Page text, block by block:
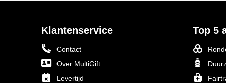
Klantenservice
Contact
Over MultiGift
Levertijd
Top 5